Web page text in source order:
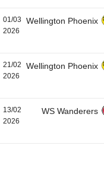
01/03
2026
Wellington Phoenix
21/02
2026
Wellington Phoenix
13/02
2026
WS Wanderers